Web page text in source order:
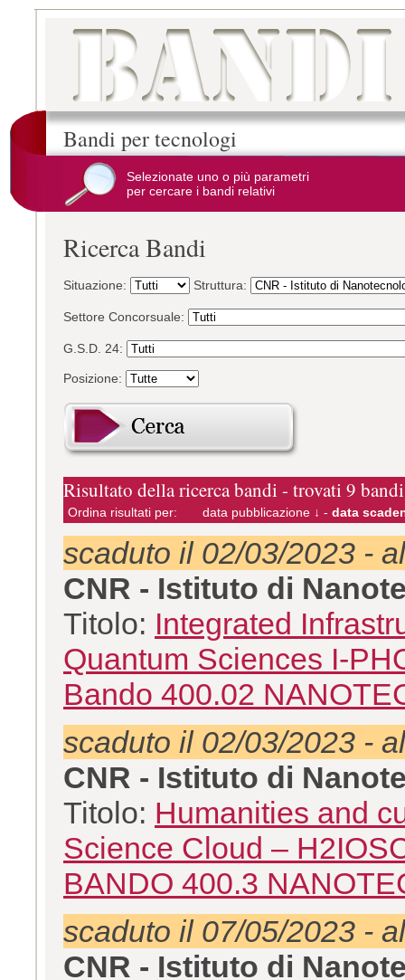
Bandi per tecnologi
Selezionate uno o più parametri
per cercare i bandi relativi
Ricerca Bandi
Situazione: Struttura:
Settore Concorsuale:
G.S.D. 24:
Posizione:
Risultato della ricerca bandi - trovati 9 bandi
Ordina risultati per: data pubblicazione ↓ - data
scaduto il 02/03/2023 -
CNR - Istituto di
Titolo: Integrated
Quantum Sciences I-
Bando 400.02
scaduto il 02/03/2023 -
CNR - Istituto di
Titolo: Humanities and
Science Cloud –
BANDO 400.3
scaduto il 07/05/2023 -
CNR - Istituto di